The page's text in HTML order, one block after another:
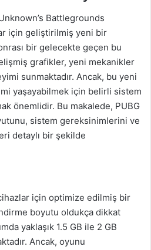
Battlegrounds
için geliştirilmiş yeni bir
bir gelecekte geçen bu
grafikler, yeni mekanikler
sunmaktadır. Ancak, bu yeni
yaşayabilmek için belirli sistem
önemlidir. Bu makalede, PUBG
sistem gereksinimlerini ve
detaylı bir şekilde
için optimize edilmiş bir
boyutu oldukça dikkat
yaklaşık 1.5 GB ile 2 GB
Ancak, oyunu